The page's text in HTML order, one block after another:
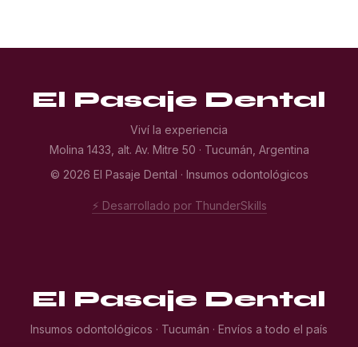
El Pasaje Dental
Viví la experiencia
Molina 1433, alt. Av. Mitre 50 · Tucumán, Argentina
© 2026 El Pasaje Dental · Insumos odontológicos
⚡ Desarrollado por ThunderSkills
El Pasaje Dental
Insumos odontológicos · Tucumán · Envíos a todo el país